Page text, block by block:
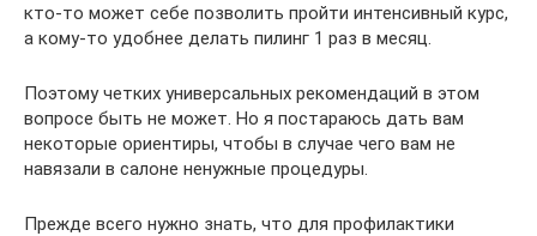
кто-то может себе позволить пройти интенсивный курс,
а кому-то удобнее делать пилинг 1 раз в месяц.
Поэтому четких универсальных рекомендаций в этом
вопросе быть не может. Но я постараюсь дать вам
некоторые ориентиры, чтобы в случае чего вам не
навязали в салоне ненужные процедуры.
Прежде всего нужно знать, что для профилактики